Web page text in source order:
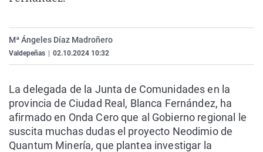
Mª Ángeles Díaz Madroñero
Valdepeñas 02.10.2024 10:32
La delegada de la Junta de Comunidades en la
provincia de Ciudad Real, Blanca Fernández, ha
afirmado en Onda Cero que al Gobierno regional le
suscita muchas dudas el proyecto Neodimio de
Quantum Minería, que plantea investigar la